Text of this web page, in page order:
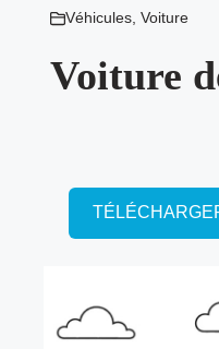
Véhicules, Voiture
Voiture